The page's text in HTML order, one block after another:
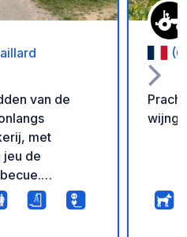
van de
met
jeu de
vanuit het
Villié-